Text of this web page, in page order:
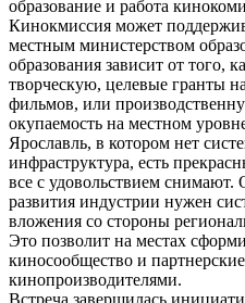
образование и работа
Кинокмиссия может
местным министерством
образования зависит от того,
творческую, целевые гранты
фильмов, или
окупаемость на местном
Ярославль, в котором нет
инфраструктура, есть
все с удовольствием снимают.
развития индустрии нужен
вложения со стороны
Это позволит на местах
киносообщество и
кинопроизводителями.
Встреча завершилась